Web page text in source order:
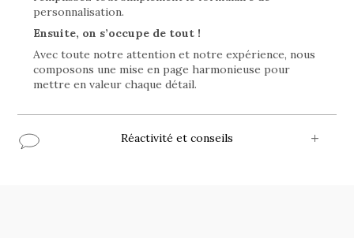
personnalisation.
Ensuite, on s’occupe de tout !
Avec toute notre attention et notre expérience, nous
composons une mise en page harmonieuse pour
mettre en valeur chaque détail.
Réactivité et conseils